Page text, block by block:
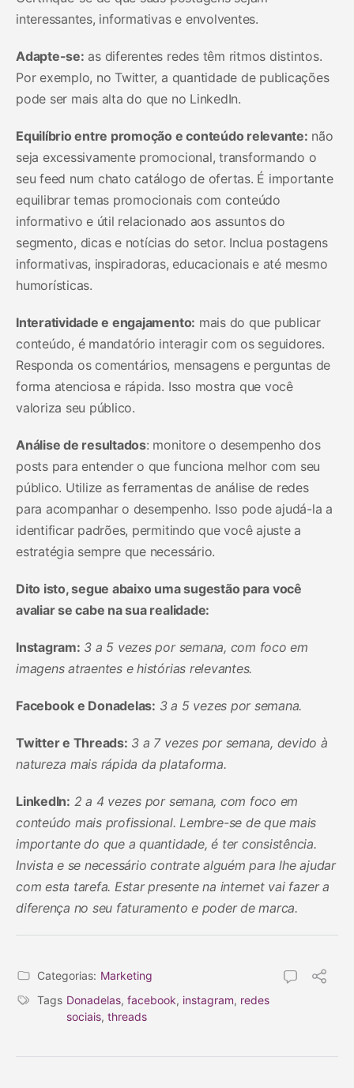
interessantes, informativas e envolventes.
Adapte-se: as diferentes redes têm ritmos distintos.
Por exemplo, no Twitter, a quantidade de publicações
pode ser mais alta do que no LinkedIn.
Equilíbrio entre promoção e conteúdo relevante: não
seja excessivamente promocional, transformando o
seu feed num chato catálogo de ofertas. É importante
equilibrar temas promocionais com conteúdo
informativo e útil relacionado aos assuntos do
segmento, dicas e notícias do setor. Inclua postagens
informativas, inspiradoras, educacionais e até mesmo
humorísticas.
Interatividade e engajamento: mais do que publicar
conteúdo, é mandatório interagir com os seguidores.
Responda os comentários, mensagens e perguntas de
forma atenciosa e rápida. Isso mostra que você
valoriza seu público.
Análise de resultados: monitore o desempenho dos
posts para entender o que funciona melhor com seu
público. Utilize as ferramentas de análise de redes
para acompanhar o desempenho. Isso pode ajudá-la a
identificar padrões, permitindo que você ajuste a
estratégia sempre que necessário.
Dito isto, segue abaixo uma sugestão para você
avaliar se cabe na sua realidade:
Instagram: 3 a 5 vezes por semana, com foco em
imagens atraentes e histórias relevantes.
Facebook e Donadelas: 3 a 5 vezes por semana.
Twitter e Threads: 3 a 7 vezes por semana, devido à
natureza mais rápida da plataforma.
LinkedIn: 2 a 4 vezes por semana, com foco em
conteúdo mais profissional. Lembre-se de que mais
importante do que a quantidade, é ter consistência.
Invista e se necessário contrate alguém para lhe ajudar
com esta tarefa. Estar presente na internet vai fazer a
diferença no seu faturamento e poder de marca.
Categorias: Marketing
Tags Donadelas, facebook, instagram, redes
sociais, threads